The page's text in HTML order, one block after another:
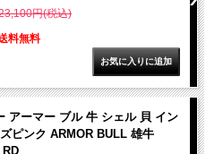
円(税込)
料無料
アーマー ブル 牛 シェル 貝 イン
ピンク ARMOR BULL 雄牛